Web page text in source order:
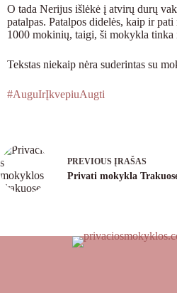
O tada Nerijus išlėkė į atvirų durų
patalpas. Patalpos didelės, kaip ir
1000 mokinių, taigi, ši mokykla tinka
Tekstas niekaip nėra suderintas su
#AuguIrĮkvepiuAugti
PREVIOUS ĮRAŠAS
Privati mokykla